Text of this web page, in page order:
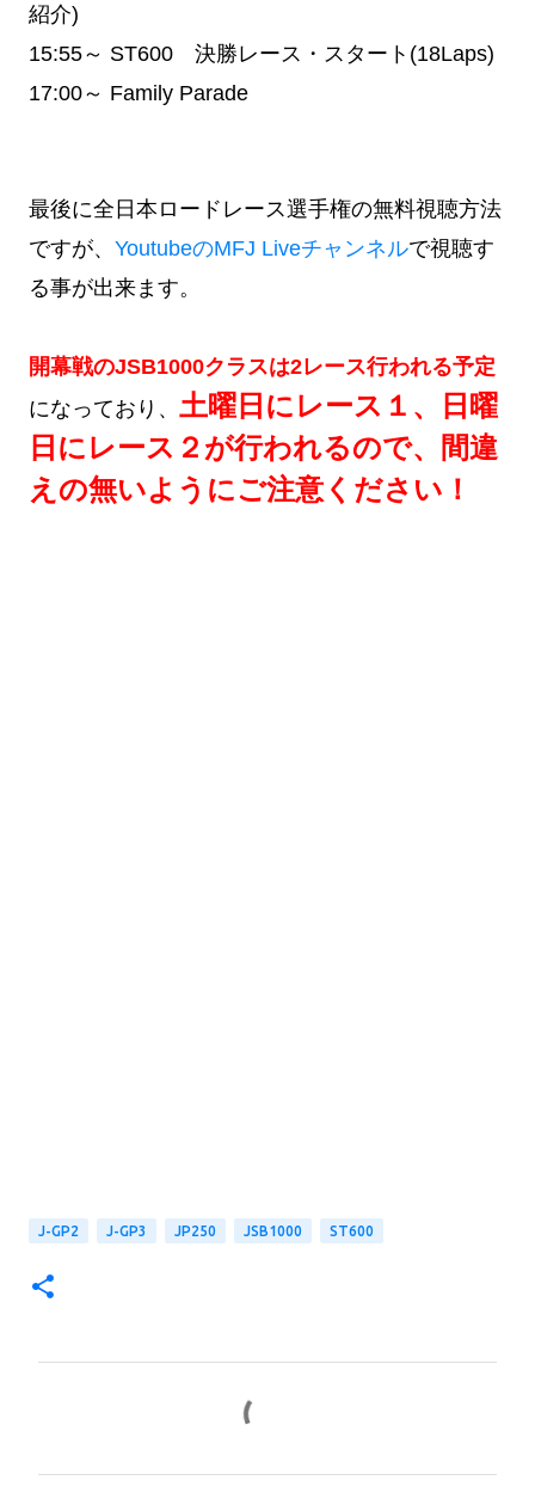
紹介)
15:55～ ST600 決勝レース・スタート(18Laps)
17:00～ Family Parade
最後に全日本ロードレース選手権の無料視聴方法
ですが、 YoutubeのMFJ Liveチャンネルで視聴す
る事が出来ます。
開幕戦のJSB1000クラスは2レース行われる予定
になっており、 土曜日にレース１、日曜
日にレース２が行われるので、間違
えの無いようにご注意ください！
J-GP2 J-GP3 JP250 JSB1000 ST600